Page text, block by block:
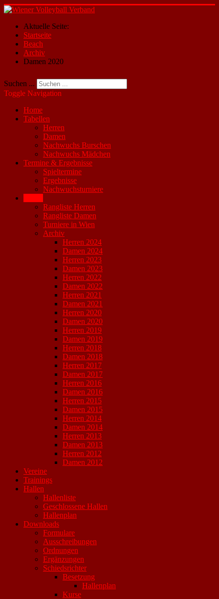
Aktuelle Seite:
Startseite
Beach
Archiv
Damen 2020
Suchen ...
Toggle Navigation
Home
Tabellen
Herren
Damen
Nachwuchs Burschen
Nachwuchs Mädchen
Termine & Ergebnisse
Spieltermine
Ergebnisse
Nachwuchsturniere
Rangliste Herren
Rangliste Damen
Turniere in Wien
Archiv
Herren 2024
Damen 2024
Herren 2023
Damen 2023
Herren 2022
Damen 2022
Herren 2021
Damen 2021
Herren 2020
Damen 2020
Herren 2019
Damen 2019
Herren 2018
Damen 2018
Herren 2017
Damen 2017
Herren 2016
Damen 2016
Herren 2015
Damen 2015
Herren 2014
Damen 2014
Herren 2013
Damen 2013
Herren 2012
Damen 2012
Vereine
Trainings
Hallen
Hallenliste
Geschlossene Hallen
Hallenplan
Downloads
Formulare
Ausschreibungen
Ordnungen
Ergänzungen
Schiedsrichter
Besetzung
Hallenplan
Kurse